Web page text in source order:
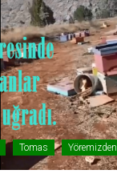
Tomas Yöremizden